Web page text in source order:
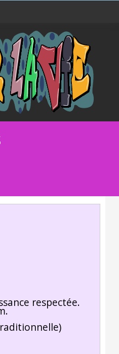
respectée.